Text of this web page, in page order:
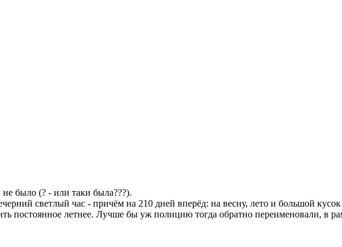
было (? - или таки была???).
светлый час - причём на 210 дней вперёд: на весну, лето и большой
постоянное летнее. Лучше бы уж полицию тогда обратно переименовали, в